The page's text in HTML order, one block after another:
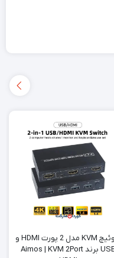
سوئیچ KVM مدل 2 پورت HDMI و
USB برند Aimos | KVM 2Port